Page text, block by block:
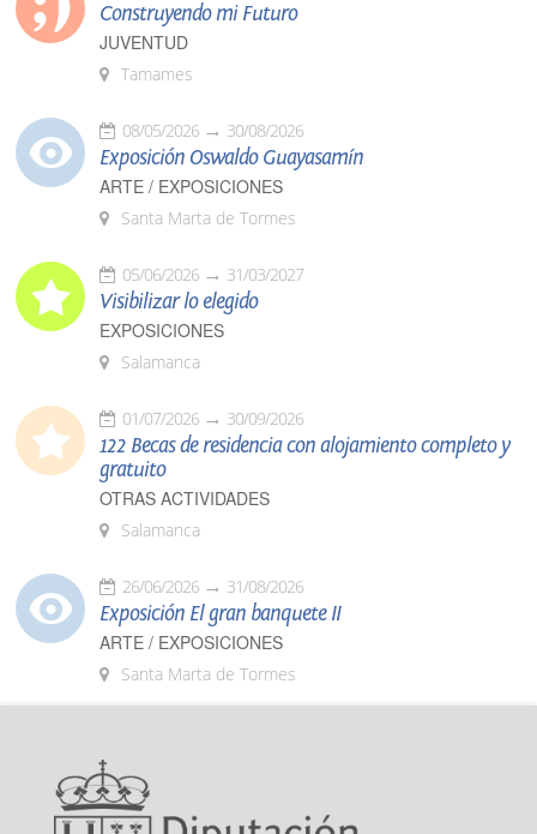
Construyendo mi Futuro
JUVENTUD
Tamames
08/05/2026 30/08/2026
Exposición Oswaldo Guayasamín
ARTE / EXPOSICIONES
Santa Marta de Tormes
05/06/2026 31/03/2027
Visibilizar lo elegido
EXPOSICIONES
Salamanca
01/07/2026 30/09/2026
122 Becas de residencia con alojamiento completo y
gratuito
OTRAS ACTIVIDADES
Salamanca
26/06/2026 31/08/2026
Exposición El gran banquete II
ARTE / EXPOSICIONES
Santa Marta de Tormes